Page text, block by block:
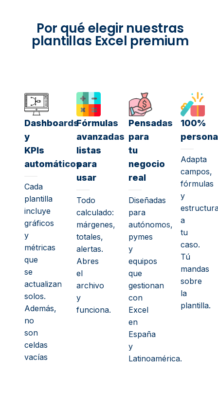
Por qué elegir nuestras
plantillas Excel premium
Dashboards
y
KPIs
automáticos
Cada
plantilla
incluye
gráficos
y
métricas
que
se
actualizan
solos.
Además,
no
son
celdas
vacías
Fórmulas
avanzadas
listas
para
usar
Todo
calculado:
márgenes,
totales,
alertas.
Abres
el
archivo
y
funciona.
Pensadas
para
tu
negocio
real
Diseñadas
para
autónomos,
pymes
y
equipos
que
gestionan
con
Excel
en
España
y
Latinoamérica.
100%
Adapta
campos,
fórmulas
y
a
tu
caso.
Tú
mandas
sobre
la
plantilla.